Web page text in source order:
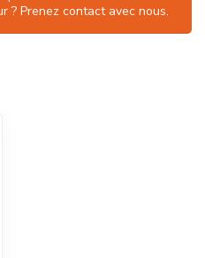
? Prenez contact avec nous.